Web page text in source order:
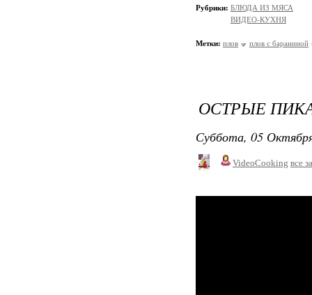
Рубрики: БЛЮДА ИЗ МЯСА
ВИДЕО-КУХНЯ
Метки: плов плов с бараниной
ОСТРЫЕ
Суббота, 05
VideoCooking все